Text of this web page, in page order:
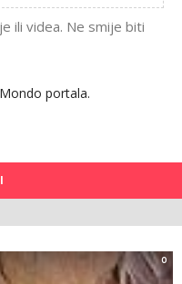
ili videa. Ne smije biti
Mondo portala.
0